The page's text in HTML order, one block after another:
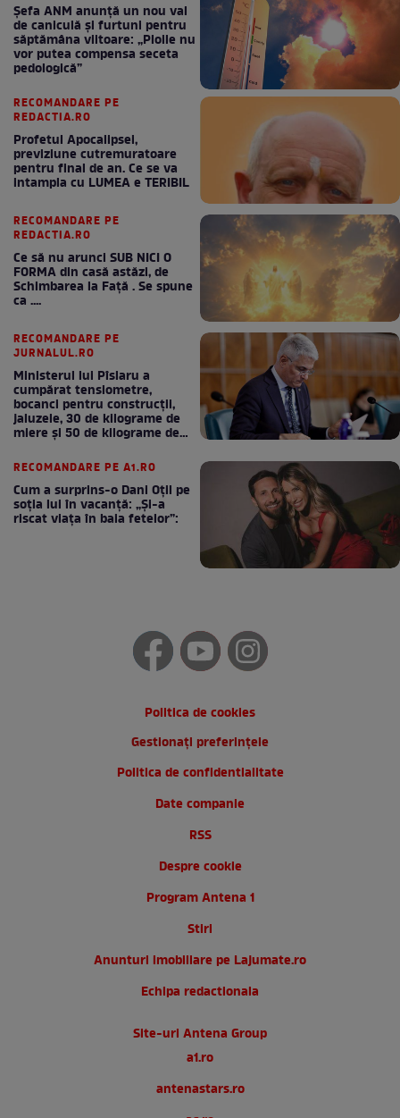
Șefa ANM anunță un nou val
de caniculă și furtuni pentru
săptămâna viitoare: „Ploile nu
vor putea compensa seceta
pedologică”
RECOMANDARE PE
REDACTIA.RO
Profetul Apocalipsei,
previziune cutremuratoare
pentru final de an. Ce se va
intampla cu LUMEA e TERIBIL
RECOMANDARE PE
REDACTIA.RO
Ce să nu arunci SUB NICI O
FORMA din casă astăzi, de
Schimbarea la Față . Se spune
ca ....
RECOMANDARE PE
JURNALUL.RO
Ministerul lui Pîslaru a
cumpărat tensiometre,
bocanci pentru construcții,
jaluzele, 30 de kilograme de
miere și 50 de kilograme de
RECOMANDARE PE A1.RO
Cum a surprins-o Dani Oțil pe
soția lui în vacanță: „Și-a
riscat viața în baia fetelor”:
Politica de cookies
Gestionați preferințele
Politica de confidentialitate
Date companie
RSS
Despre cookie
Program Antena 1
Stiri
Anunturi imobiliare pe Lajumate.ro
Echipa redactionala
Site-uri Antena Group
a1.ro
antenastars.ro